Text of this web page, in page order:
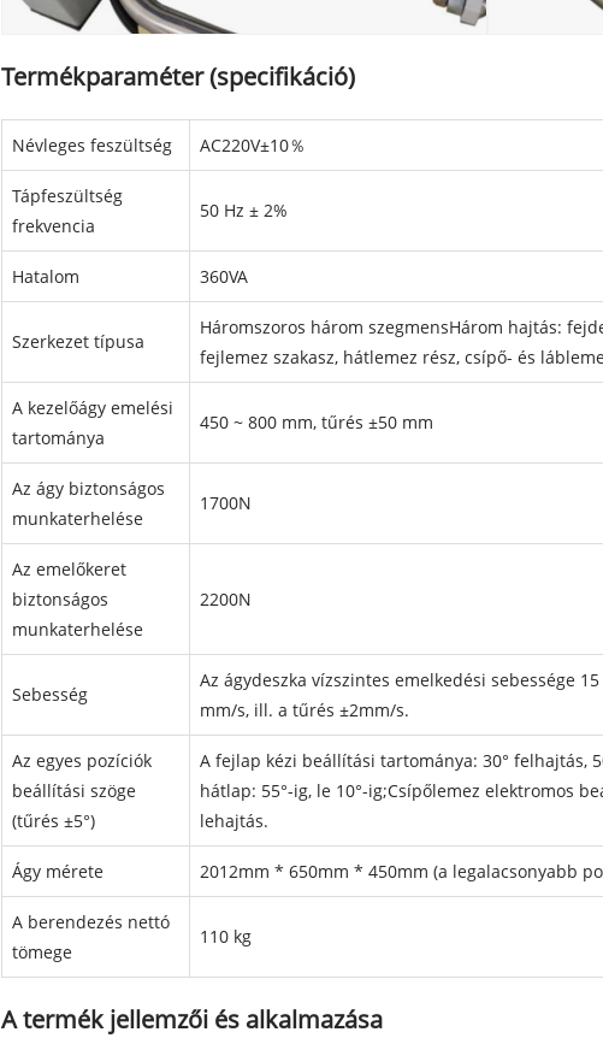
Termékparaméter (specifikáció)
Névleges feszültség AC220V±10％
Tápfeszültség
frekvencia
50 Hz ± 2%
Hatalom 360VA
Szerkezet típusa
Háromszoros három szegmensHárom hajtás:
fejlemez szakasz, hátlemez rész, csípő- és
A kezelőágy emelési
tartománya
450 ~ 800 mm, tűrés ±50 mm
Az ágy biztonságos
munkaterhelése
1700N
Az emelőkeret
biztonságos
munkaterhelése
2200N
Sebesség
Az ágydeszka vízszintes emelkedési sebessége
mm/s, ill. a tűrés ±2mm/s.
Az egyes pozíciók
beállítási szöge
(tűrés ±5°)
A fejlap kézi beállítási tartománya: 30° felhajtás,
hátlap: 55°-ig, le 10°-ig;Csípőlemez elektromos
lehajtás.
Ágy mérete 2012mm * 650mm * 450mm (a legalacsonyabb
A berendezés nettó
tömege
110 kg
A termék jellemzői és alkalmazása